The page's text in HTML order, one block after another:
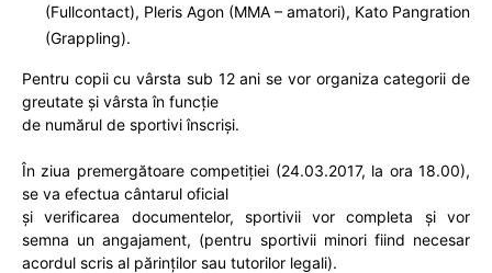
(Fullcontact), Pleris Agon (MMA – amatori), Kato Pangration
(Grappling).
Pentru copii cu vârsta sub 12 ani se vor organiza categorii de
greutate și vârsta în funcție
de numărul de sportivi înscriși.
În ziua premergătoare competiției (24.03.2017, la ora 18.00),
se va efectua cântarul oficial
și verificarea documentelor, sportivii vor completa și vor
semna un angajament, (pentru sportivii minori fiind necesar
acordul scris al părinților sau tutorilor legali).